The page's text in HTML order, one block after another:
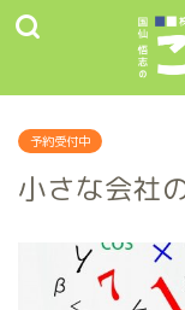
予約受付中
小さな会社